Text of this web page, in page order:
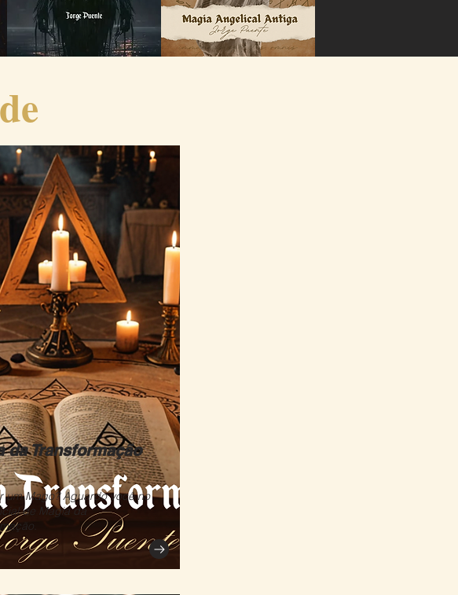
da Transformação
um Mago? Aguardo você no
de Magia da